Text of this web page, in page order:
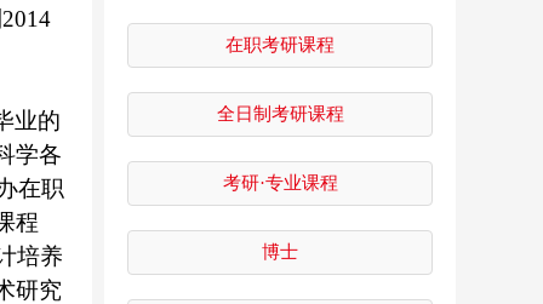
2014
业的
学各
在职
程
培养
研究
在职考研课程
全日制考研课程
考研·专业课程
博士